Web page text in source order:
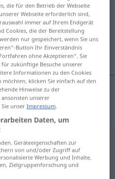
anklicken/antippen)
die für den Betrieb der Webseite
Webseite erforderlich sind,
immer auf Ihrem Endgerät
Cookies, die der Bereitstellung
nur gespeichert, wenn Sie uns
Button Ihr Einverständnis
ohne Akzeptieren“. Sie
zukünftige Besuche unserer
Informationen zu den Cookies
klicken Sie einfach auf den
Hinweise zu der
unserer
Sie unserImpressum.
Daten, um
Geräteeigenschaften zur
von und/oder Zugriff auf
Werbung und Inhalte,
Zielgruppenforschung und